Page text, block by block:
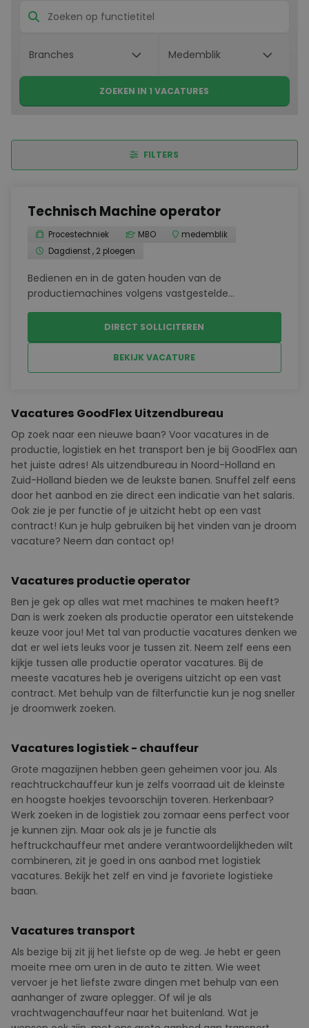
ZOEKEN IN 1 VACATURES
FILTERS
Technisch Machine operator
Procestechniek MBO
medemblik
Dagdienst , 2 ploegen
Bedienen en in de gaten houden van de
productiemachines volgens vastgestelde
instructiesZorgvuldig instellen en ombouwen van
machines bij het wisselen van
productenKwaliteitscontroles uitvoeren op het
eindproductZorgdragen voor kleine storingen en...
DIRECT SOLLICITEREN
BEKIJK VACATURE
Vacatures GoodFlex Uitzendbureau
Op zoek naar een nieuwe baan? Voor vacatures in de
productie, logistiek en het transport ben je bij GoodFlex aan
het juiste adres! Als uitzendbureau in Noord-Holland en
Zuid-Holland bieden we de leukste banen. Snuffel zelf eens
door het aanbod en zie direct een indicatie van het salaris.
Ook zie je per functie of je uitzicht hebt op een vast
contract! Kun je hulp gebruiken bij het vinden van je droom
vacature? Neem dan contact op!
Vacatures productie operator
Ben je gek op alles wat met machines te maken heeft?
Dan is werk zoeken als productie operator een uitstekende
keuze voor jou! Met tal van productie vacatures denken we
dat er wel iets leuks voor je tussen zit. Neem zelf eens een
kijkje tussen alle productie operator vacatures. Bij de
meeste vacatures heb je overigens uitzicht op een vast
contract. Met behulp van de filterfunctie kun je nog sneller
je droomwerk zoeken.
Vacatures logistiek - chauffeur
Grote magazijnen hebben geen geheimen voor jou. Als
reachtruckchauffeur kun je zelfs voorraad uit de kleinste
en hoogste hoekjes tevoorschijn toveren. Herkenbaar?
Werk zoeken in de logistiek zou zomaar eens perfect voor
je kunnen zijn. Maar ook als je je functie als
heftruckchauffeur met andere verantwoordelijkheden wilt
combineren, zit je goed in ons aanbod met logistiek
vacatures. Bekijk het zelf en vind je favoriete logistieke
baan.
Vacatures transport
Als bezige bij zit jij het liefste op de weg. Je hebt er geen
moeite mee om uren in de auto te zitten. Wie weet
vervoer je het liefste zware dingen met behulp van een
aanhanger of zware oplegger. Of wil je als
vrachtwagenchauffeur naar het buitenland. Wat je